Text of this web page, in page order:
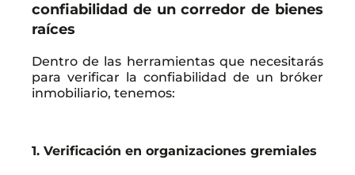
confiabilidad de un corredor de bienes
raíces
Dentro de las herramientas que necesitarás
para verificar la confiabilidad de un bróker
inmobiliario, tenemos:
1. Verificación en organizaciones gremiales